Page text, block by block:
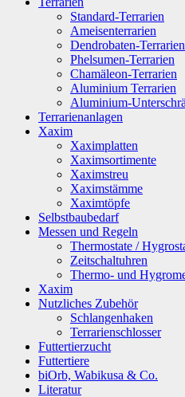
Standard-Terrarien
Ameisenterrarien
Dendrobaten-Terrarien
Phelsumen-Terrarien
Chamäleon-Terrarien
Aluminium Terrarien
Aluminium-
Terrarienanlagen
Xaxim
Xaximplatten
Xaximsortimente
Xaximstreu
Xaximstämme
Xaximtöpfe
Selbstbaubedarf
Messen und Regeln
Thermostate /
Zeitschaltuhren
Thermo- und
Xaxim
Nutzliches Zubehör
Schlangenhaken
Terrarienschlosser
Futtertierzucht
Futtertiere
biOrb, Wabikusa & Co.
Literatur